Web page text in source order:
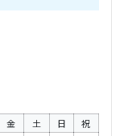
金 土 日 祝